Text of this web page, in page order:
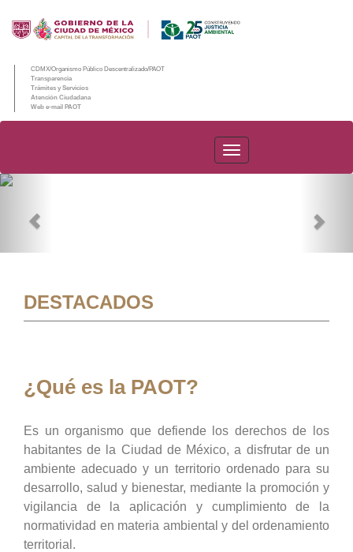
CDMX/Organismo Público Descentralizado/PAOT
Transparencia
Trámites y Servicios
Atención Ciudadana
Web e-mail PAOT
PAOT
DESTACADOS
¿Qué es la PAOT?
Es un organismo que defiende los derechos de los
habitantes de la Ciudad de México, a disfrutar de un
ambiente adecuado y un territorio ordenado para su
desarrollo, salud y bienestar, mediante la promoción y
vigilancia de la aplicación y cumplimiento de la
normatividad en materia ambiental y del ordenamiento
territorial.